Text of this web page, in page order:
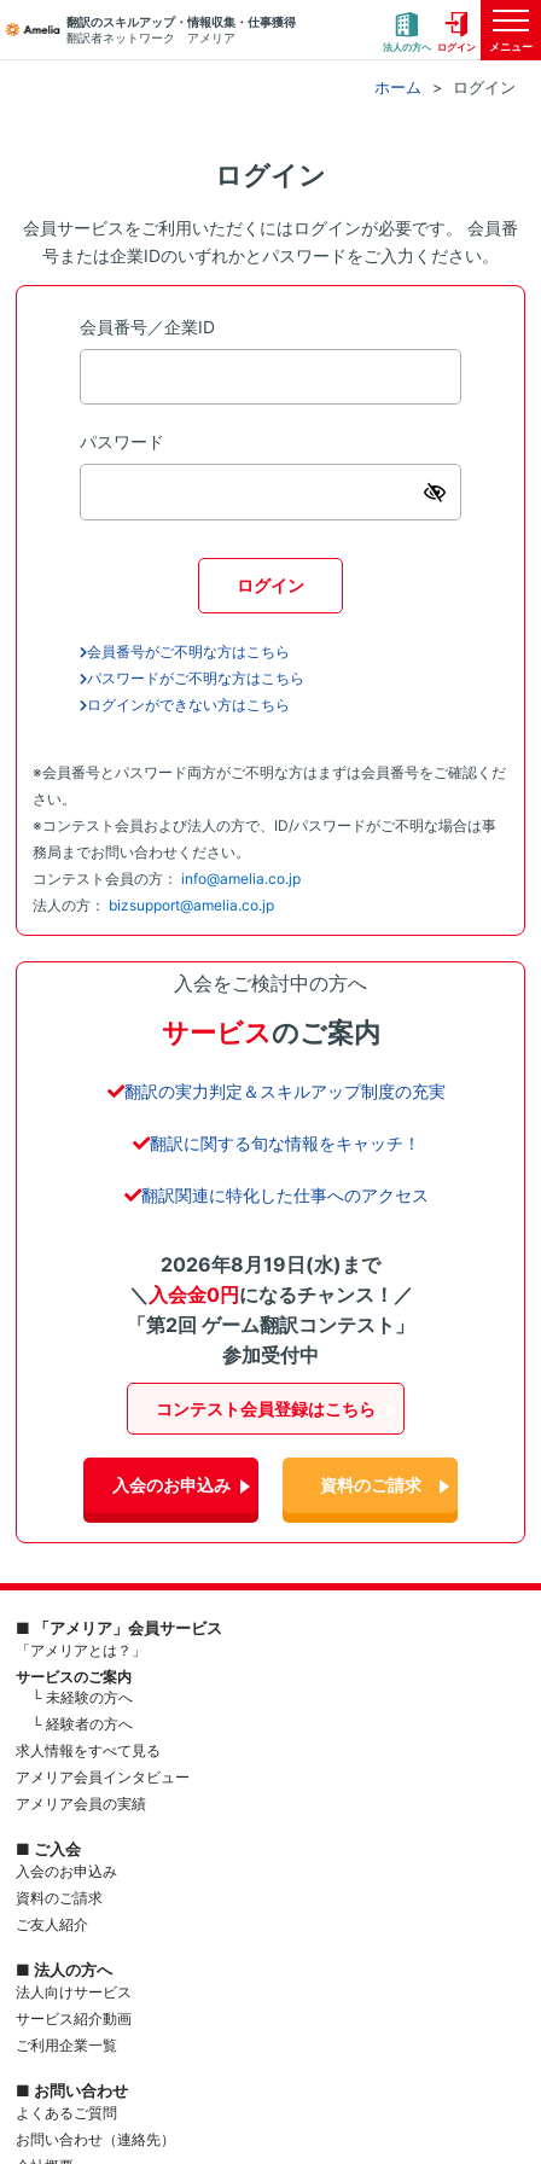
翻訳のスキルアップ・情報収集・仕事獲得
翻訳者ネットワーク アメリア
法人の方へ ログイン メニュー
ホーム ログイン
ログイン
会員サービスをご利用いただくにはログインが必要です。 会員番
号または企業IDのいずれかとパスワードをご入力ください。
会員番号／企業ID
パスワード
ログイン
会員番号がご不明な方はこちら
パスワードがご不明な方はこちら
ログインができない方はこちら
※会員番号とパスワード両方がご不明な方はまずは会員番号をご確認くだ
さい。
※コンテスト会員および法人の方で、ID/パスワードがご不明な場合は事
務局までお問い合わせください。
コンテスト会員の方： info@amelia.co.jp
法人の方： bizsupport@amelia.co.jp
入会をご検討中の方へ
サービスのご案内
翻訳の実力判定＆スキルアップ制度の充実
翻訳に関する旬な情報をキャッチ！
翻訳関連に特化した仕事へのアクセス
2026年8月19日(水)まで
＼ 入会金0円になるチャンス！／
「第2回 ゲーム翻訳コンテスト」
参加受付中
コンテスト会員登録はこちら
入会のお申込み 資料のご請求
■ 「アメリア」会員サービス
「アメリアとは？」
サービスのご案内
└ 未経験の方へ
└ 経験者の方へ
求人情報をすべて見る
アメリア会員インタビュー
アメリア会員の実績
■ ご入会
入会のお申込み
資料のご請求
ご友人紹介
■ 法人の方へ
法人向けサービス
サービス紹介動画
ご利用企業一覧
■ お問い合わせ
よくあるご質問
お問い合わせ（連絡先）